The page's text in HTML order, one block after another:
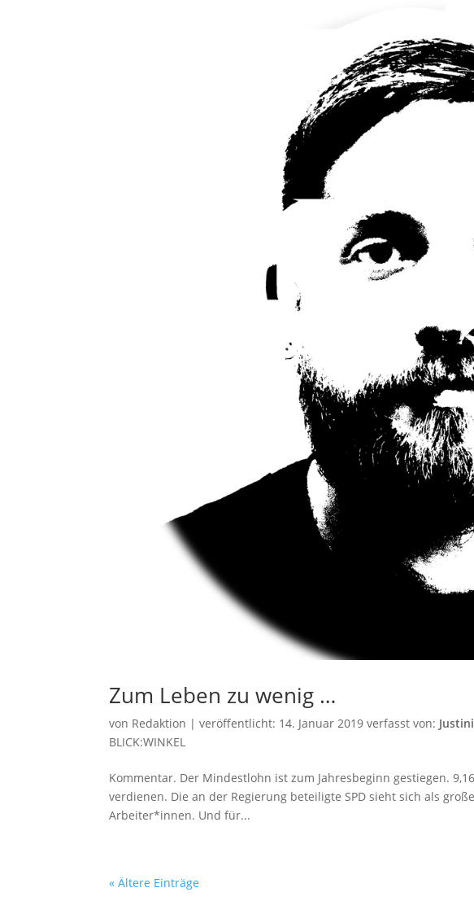
Zum Leben zu wenig …
von Redaktion |veröffentlicht: 14. Januar 2019 verfasst von:
BLICK:WINKEL
Kommentar. Der Mindestlohn ist zum Jahresbeginn gestiegen.
verdienen. Die an der Regierung beteiligte SPD sieht sich als
Arbeiter*innen. Und für...
« Ältere Einträge